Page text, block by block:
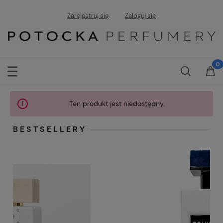
Zarejestruj się Zaloguj się
Ten produkt jest niedostępny.
BESTSELLERY